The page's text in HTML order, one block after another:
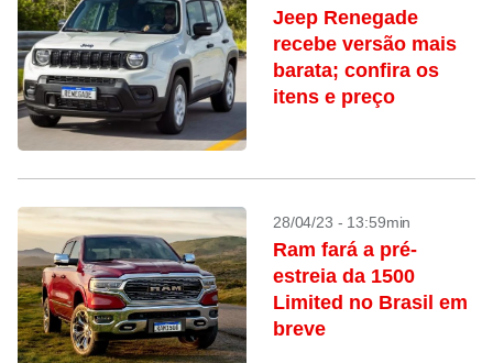
Jeep Renegade
recebe versão mais
barata; confira os
itens e preço
28/04/23 - 13:59min
Ram fará a pré-
estreia da 1500
Limited no Brasil em
breve